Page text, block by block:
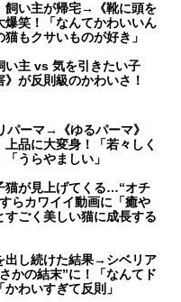
飼い主が帰宅→《靴に頭を
爆笑！「なんてかわいいん
もクサいものが好き」
い主 vs 気を引きたい子
が反則級のかわいさ！
パーマ→《ゆるパーマ》
品に大変身！「若々しく
うらやましい」
猫が見上げてくる…“オチ
らカワイイ動画に「癒や
すごく美しい猫に成長する
出し続けた結果→シベリア
かの結末”に！「なんてド
わいすぎて反則」